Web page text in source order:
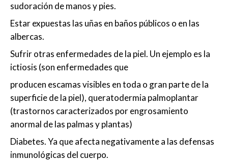
sudoración de manos y pies.
Estar expuestas las uñas en baños públicos o en las
albercas.
Sufrir otras enfermedades de la piel. Un ejemplo es la
ictiosis (son enfermedades que
producen escamas visibles en toda o gran parte de la
superficie de la piel), queratodermia palmoplantar
(trastornos caracterizados por engrosamiento
anormal de las palmas y plantas)
Diabetes. Ya que afecta negativamente a las defensas
inmunológicas del cuerpo.